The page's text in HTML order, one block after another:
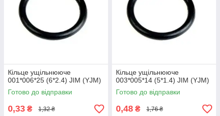
Кільце ущільнююче
001*006*25 (6*2.4) JIM (YJM)
Готово до відправки
0,33 ₴ 1,32 ₴
Кільце ущільнююче
003*005*14 (5*1.4) JIM (YJM)
Готово до відправки
0,48 ₴ 1,76 ₴